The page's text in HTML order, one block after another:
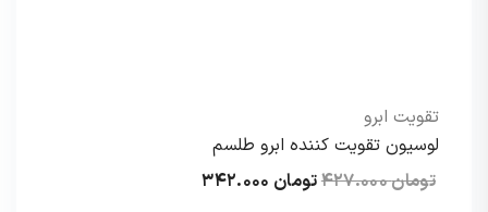
تقویت ابرو
لوسیون تقویت کننده ابرو طلسم
تومان۴۲۷.۰۰۰ قیمت
اصلی:
تومان قیمت